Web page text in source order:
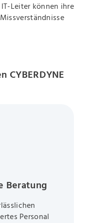
Leiter können ihre
CYBERDYNE
Beratung
Personal